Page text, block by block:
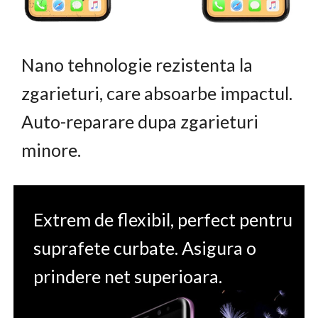
Nano tehnologie rezistenta la
zgarieturi, care absoarbe impactul.
Auto-reparare dupa zgarieturi
minore.
Extrem de flexibil, perfect pentru
suprafete curbate. Asigura o
prindere net superioara.